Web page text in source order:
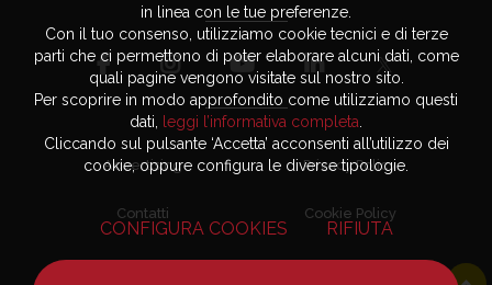
Advertising
Contatti
Privacy Policy
Cookie Policy
in linea con le tue preferenze.
Con il tuo consenso, utilizziamo cookie tecnici e di terze
parti che ci permettono di poter elaborare alcuni dati, come
quali pagine vengono visitate sul nostro sito.
Per scoprire in modo approfondito come utilizziamo questi
dati,
leggi l’informativa completa
Cliccando sul pulsante ‘Accetta’ acconsenti all’utilizzo dei
cookie, oppure configura le diverse tipologie.
CONFIGURA COOKIES RIFIUTA